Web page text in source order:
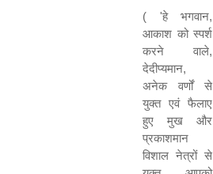
( 'हे भगवान,
आकाश को स्पर्श
करने वाले,
देदीप्यमान,
अनेक वर्णों से
युक्त एवं फैलाए
हुए मुख और
प्रकाशमान
विशाल नेत्रों से